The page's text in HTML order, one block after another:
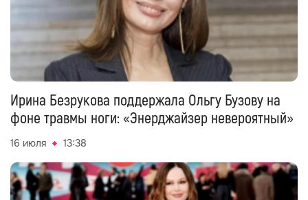
Ирина Безрукова поддержала Ольгу Бузову на
фоне травмы ноги: «Энерджайзер невероятный»
16 июля 13:38